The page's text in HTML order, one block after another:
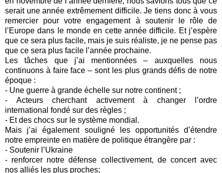
serait une année extrêmement difficile. Je tiens donc à vous
remercier pour votre engagement à soutenir le rôle de
l’Europe dans le monde en cette année difficile. Et j’espère
que ce sera plus facile, mais je suis réaliste, je ne pense pas
que ce sera plus facile l’année prochaine.
Les tâches que j’ai mentionnées – auxquelles nous
continuons à faire face – sont les plus grands défis de notre
époque :
- Une guerre à grande échelle sur notre continent ;
- Acteurs cherchant activement à changer l’ordre
international fondé sur des règles ;
- Et des chocs sur le système mondial.
Mais j’ai également souligné les opportunités d’étendre
notre empreinte en matière de politique étrangère par :
- Soutenir l’Ukraine
- renforcer notre défense collectivement, de concert avec
nos alliés les plus proches;